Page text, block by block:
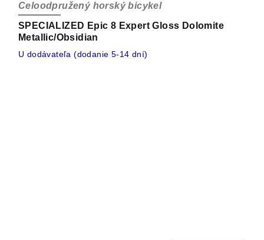
SPECIALIZED Epic 8 Expert Gloss Dolomite
Metallic/Obsidian
Celoodpružený horský bicykel
U dodávateľa (dodanie 5-14 dní)